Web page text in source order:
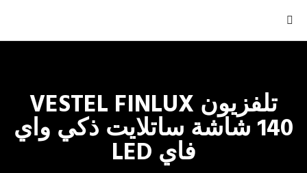
تلفزيون VESTEL FINLUX
140 شاشة ساتلايت ذكي واي
فاي LED